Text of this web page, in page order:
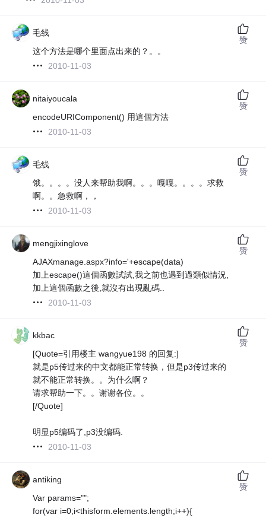
毛线
这个方法是哪个里面点出来的？。。
2010-11-03
赞
nitaiyoucala
encodeURIComponent() 用這個方法
2010-11-03
赞
毛线
饿。。。。没人来帮助我啊。。。嘎嘎。。。。求救
啊。。急救啊，，
2010-11-03
赞
mengjixinglove
AJAXmanage.aspx?info='+escape(data)
加上escape()這個函數試試,我之前也遇到過類似情況,
加上這個函數之後,就沒有出現亂碼..
2010-11-03
赞
kkbac
[Quote=引用楼主 wangyue198 的回复:]
就是p5传过来的中文都能正常转换，但是p3传过来的
就不能正常转换。。为什么啊？
请求帮助一下。。谢谢各位。。
[/Quote]
明显p5编码了,p3没编码.
2010-11-03
赞
antiking
Var params="";
for(var i=0;i<thisform.elements.length;i++){
赞